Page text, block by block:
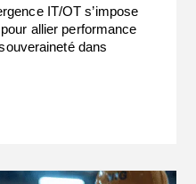
IT/OT s’impose
allier performance
dans